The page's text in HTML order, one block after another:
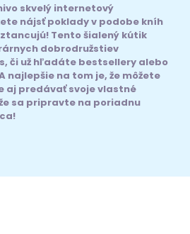
skvelý internetový
nájsť poklady v podobe kníh
Tento šialený kútik
dobrodružstiev
či už hľadáte bestsellery alebo
najlepšie na tom je, že môžete
aj predávať svoje vlastné
sa pripravte na poriadnu